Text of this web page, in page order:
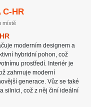
C-HR
místě
moderním designem a
hybridní pohon, což
prostředí. Interiér je
zahrnuje moderní
generace. Vůz se také
silnici, což z něj činí ideální